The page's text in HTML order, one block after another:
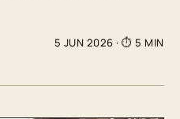
5 JUN 2026 · ⏱ 5 MIN